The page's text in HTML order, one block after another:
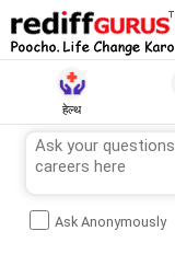
हेल्थ
Ask Anonymously